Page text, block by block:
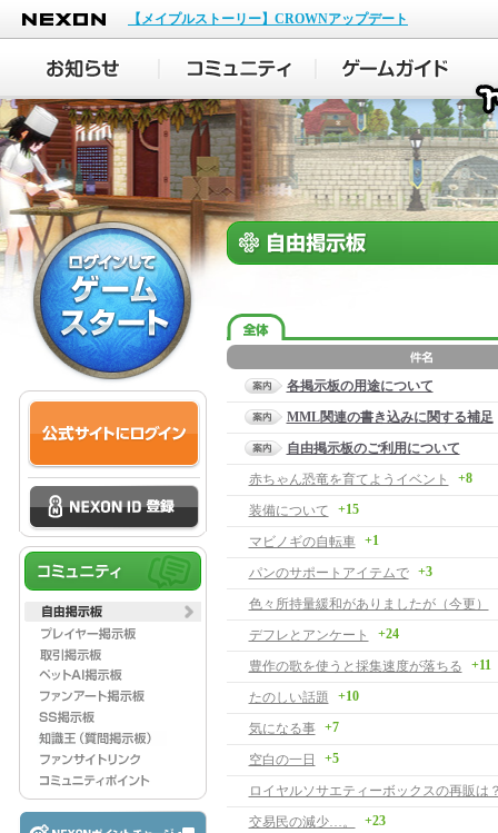
NEXON
【メイプルストーリー】CROWNアップデート
各掲示板の用途について
MML関連の書き込みに関する補足
自由掲示板のご利用について
赤ちゃん恐竜を育てようイベント
+8
装備について +15
マビノギの自転車 +1
パンのサポートアイテムで +3
色々所持量緩和がありましたが（今更）
デフレとアンケート +24
豊作の歌を使うと採集速度が落ちる +11
たのしい話題 +10
気になる事 +7
空白の一日 +5
ロイヤルソサエティーボックスの再販は
交易民の減少…。
+23